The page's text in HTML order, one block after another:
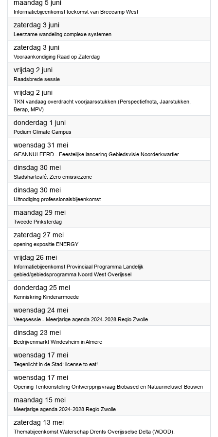
maandag 5 juni2023
Informatiebijeenkomst toekomst van Breecamp West
zaterdag 3 juni2023
Leerzame wandeling complexe systemen
zaterdag 3 juni2023
Vooraankondiging Raad op Zaterdag
vrijdag 2 juni2023
Raadsbrede sessie
vrijdag 2 juni2023
TKN vandaag overdracht voorjaarsstukken (Perspectiefnota, Jaarstukken,
Berap, MPV)
donderdag 1 juni2023
Podium Climate Campus
woensdag 31 mei2023
GEANNULEERD - Feestelijke lancering Gebiedsvisie Noorderkwartier
dinsdag 30 mei2023
Stadshartcafé: Zero emissiezone
dinsdag 30 mei2023
Uitnodiging professionalsbijeenkomst
maandag 29 mei2023
Tweede Pinksterdag
zaterdag 27 mei2023
opening expositie ENERGY
vrijdag 26 mei2023
Informatiebijeenkomst Provinciaal Programma Landelijk
gebied/gebiedsprogramma Noord West Overijssel
donderdag 25 mei2023
Kenniskring Kinderarmoede
woensdag 24 mei2023
Veegsessie - Meerjarige agenda 2024-2028 Regio Zwolle
dinsdag 23 mei2023
Bedrijvenmarkt Windesheim in Almere
woensdag 17 mei2023
Tegenlicht in de Stad: license to eat!
woensdag 17 mei2023
Opening Tentoonstelling Ontwerpprijsvraag Biobased en Natuurinclusief Bouwen
maandag 15 mei2023
Meerjarige agenda 2024-2028 Regio Zwolle
zaterdag 13 mei2023
Themabijeenkomst Waterschap Drents Overijsselse Delta (WDOD).